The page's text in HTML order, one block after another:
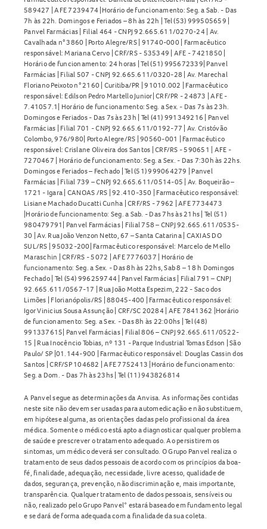
589427 | AFE 7239474 |Horário de funcionamento: Seg. a Sab. - Das
7h às 22h. Domingos e Feriados – 8h às 22h | Tel (53) 999505659 |
Panvel Farmácias | Filial 464 - CNPJ 92.665.611/0270-24 | Av.
Cavalhada n° 3860 | Porto Alegre/RS | 91740-000 | Farmacêutico
responsável: Mariana Cervo | CRF/RS - 535349 | AFE - 7421850 |
Horário de funcionamento: 24 horas | Tel (51) 995672339| Panvel
Farmácias | Filial 507 - CNPJ 92.665.611/0320-28 | Av. Marechal
Floriano Peixoto n° 2160 | Curitiba/PR | 91010.002 | Farmacêutico
responsável: Edilson Pedro Martello Junior| CRF/PR - 24873 | AFE -
7.41057.1| Horário de funcionamento: Seg. a Sex. - Das 7s às 23h.
Domingos e Feriados - Das 7s às 23h | Tel (41) 991349216 | Panvel
Farmácias | Filial 701 - CNPJ 92.665.611/0192-77 | Av. Cristóvão
Colombo, 976/980| Porto Alegre/RS | 90560-001 | Farmacêutico
responsável: Crislane Oliveira dos Santos | CRF/RS - 590651 | AFE -
7270467 | Horário de funcionamento: Seg. a Sex. - Das 7:30h às 22hs.
Domingos e Feriados – Fechado | Tel (51) 999064279 | Panvel
Farmácias | Filial 739 – CNPJ 92.665.611/0514-05 | Av. Boqueirão –
1721 - Igara | CANOAS /RS | 92.410-350 | Farmacêutico responsável:
Lisiane Machado Ducatti Cunha | CRF/RS - 7962 | AFE 7734473
|Horário de funcionamento: Seg. a Sab. - Das 7hs às 21hs | Tel (51)
980479791| Panvel Farmácias | Filial 758 – CNPJ 92.665.611/0535-
30 | Av. Rua João Venzon Netto, 67 – Santa Catarina | CAXIAS DO
SUL/RS | 95032-200| Farmacêutico responsável: Marcelo de Mello
Maraschin | CRF/RS - 5072 | AFE 7776037 | Horário de
funcionamento: Seg. a Sex. - Das 8h às 22hs, Sab 8 – 18 h Domingos
Fechado | Tel (54) 996259744 | Panvel Farmácias | Filial 791 – CNPJ
92.665.611/0567-17 | Rua João Motta Espezim, 222 - Saco dos
Limões | Florianópolis/RS | 88045-400 | Farmacêutico responsável:
Igor Vinicius Sousa Assunção | CRF/SC 20284 | AFE 7841362 |Horário
de funcionamento: Seg. a Sex. - Das 8h às 22:00hs | Tel (48)
991337615| Panvel Farmácias | Filial 806 – CNPJ 92.665.611/0522-
15 | Rua Inocêncio Tobias, nº 131 - Parque Industrial Tomas Edson | São
Paulo/ SP |01.144-900 | Farmacêutico responsável: Douglas Cassin dos
Santos | CRF/SP 104682 | AFE 7752413 |Horário de funcionamento:
Seg. a Dom. - Das 7h às 23hs | Tel (11) 943826814
A Panvel segue as determinações da Anvisa. As informações contidas
neste site não devem ser usadas para automedicação e não substituem,
em hipótese alguma, as orientações dadas pelo profissional da área
médica. Somente o médico está apto a diagnosticar qualquer problema
de saúde e prescrever o tratamento adequado. Ao persistirem os
sintomas, um médico deverá ser consultado. O Grupo Panvel realiza o
tratamento de seus dados pessoais de acordo com os princípios da boa-
fé, finalidade, adequação, necessidade, livre acesso, qualidade de
dados, segurança, prevenção, não discriminação e, mais importante,
transparência. Qualquer tratamento de dados pessoais, sensíveis ou
não, realizado pelo Grupo Panvel* estará baseado em fundamento legal
e se dará de forma adequada com a finalidade da sua coleta.